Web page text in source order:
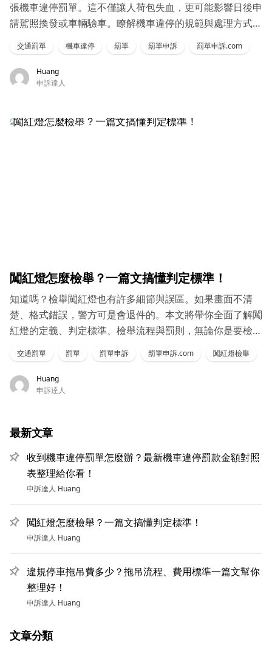
張機車違停罰單。這不僅讓人荷包失血，更可能影響日後申
請駕照換發或車輛驗車。瞭解機車違停的規範與處理方式，
交通罰單 機車違停 罰單 罰單申訴 罰單申訴.com
Huang
申訴達人
闖紅燈怎麼檢舉？一篇文搞懂判定標準！
知道嗎？檢舉闖紅燈也有許多細節與誤區。如果畫面不清
楚、格式錯誤，警方可是會退件的。本文將帶你全面了解闖
紅燈的定義、判定標準、檢舉流程與罰則，無論你是要檢舉
交通罰單 罰單 罰單申訴 罰單申訴.com 闖紅燈檢舉
Huang
申訴達人
最新文章
收到機車違停罰單怎麼辦？最新機車違停罰款金額對照
表整理給你看！
申訴達人 Huang
闖紅燈怎麼檢舉？一篇文搞懂判定標準！
申訴達人 Huang
違規停車拖吊費多少？拖吊流程、費用標準一篇文幫你
整理好！
申訴達人 Huang
文章分類